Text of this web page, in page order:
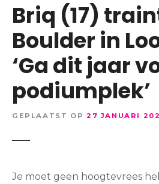
Briq (17)
Boulder in
‘Ga dit jaar
podiumplek’
GEPLAATST OP 27 JANUARI
Je moet geen hoogtevrees